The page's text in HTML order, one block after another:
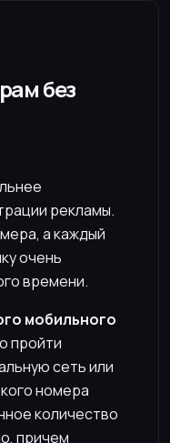
без
рекламы.
а каждый
очень
времени.
мобильного
пройти
сеть или
номера
количество
причем